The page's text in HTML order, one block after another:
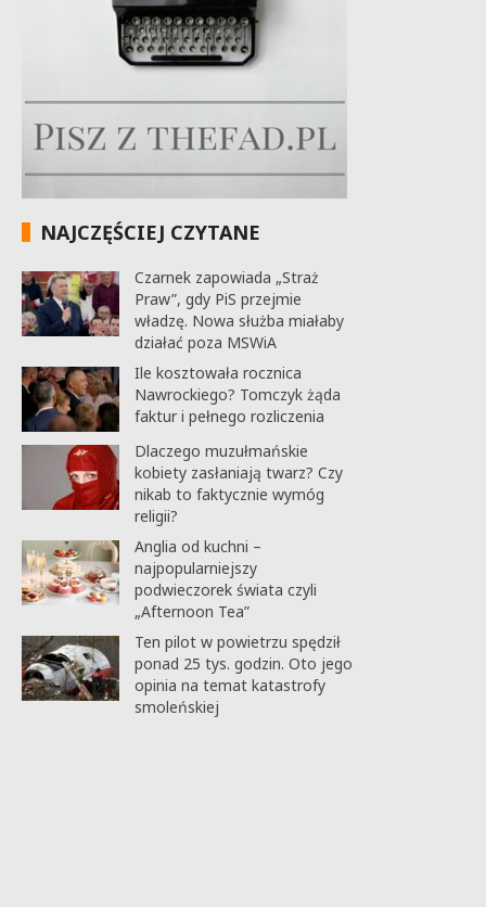
NAJCZĘŚCIEJ CZYTANE
Czarnek zapowiada „Straż
Praw”, gdy PiS przejmie
władzę. Nowa służba miałaby
działać poza MSWiA
Ile kosztowała rocznica
Nawrockiego? Tomczyk żąda
faktur i pełnego rozliczenia
Dlaczego muzułmańskie
kobiety zasłaniają twarz? Czy
nikab to faktycznie wymóg
religii?
Anglia od kuchni –
najpopularniejszy
podwieczorek świata czyli
„Afternoon Tea”
Ten pilot w powietrzu spędził
ponad 25 tys. godzin. Oto jego
opinia na temat katastrofy
smoleńskiej